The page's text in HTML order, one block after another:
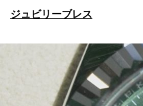
ジュビリーブレス